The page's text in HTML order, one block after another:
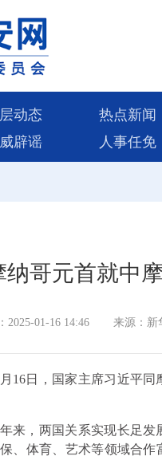
动态 热点新闻
辟谣 人事任免
纳哥元首就中
2025-01-16 14:46 来源：新
16日，国家主席习近平同
来，两国关系实现长足
、体育、艺术等领域合